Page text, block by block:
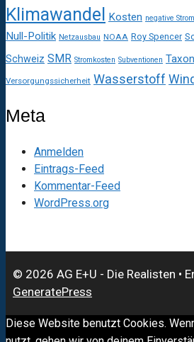
Klimawandel Kosten negative
Null-Politik Netzausbau NOAA Roy Spencer
Schweiz SMR Stromkosten Subventionen
Versorgungssicherheit Wasserstoff
Meta
Anmelden
Eintrags-Feed
Kommentar-Feed
WordPress.org
© 2026 AG E+U - Die Realisten •
GeneratePress
Diese Website benutzt Cookies.